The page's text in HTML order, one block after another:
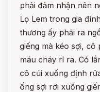
phải đảm nhận nên
Lọ Lem trong gia
thương ấy phải ra
giếng mà kéo sợi, cô
máu cháy rỉ ra. Có
cô cúi xuống định
ống sợi rơi xuống